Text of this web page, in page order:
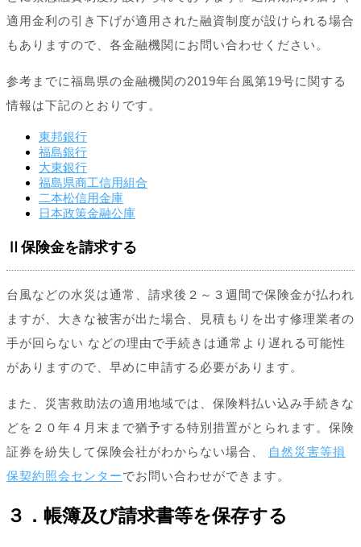
適用金利の引き下げが適用された融資制度が設けられる場合
もありますので、各金融機関にお問い合わせください。
参考までに福島県の金融機関の2019年台風第19号に関する
情報は下記のとおりです。
東邦銀行
福島銀行
大東銀行
福島県商工信用組合
二本松信用金庫
日本政策金融公庫
Ⅱ保険金を請求する
台風などの水災は通常、請求後２～３週間で保険金が払われ
ますが、大きな被害が出た場合、見積もりを出す修理業者の
手が回らない などの理由で手続きは通常より遅れる可能性
がありますので、早めに申請する必要があります。
また、災害救助法の適用地域では、保険料払い込み手続きな
どを２０年４月末まで猶予する特別措置がとられます。保険
証券を紛失して保険会社がわからない場合、
自然災害等損
保契約照会センターでお問い合わせができます。
３．帳簿及び請求書等を保存する